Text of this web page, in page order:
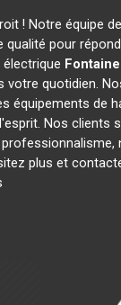
! Notre équipe
pour
votre quotidien.
équipements de
Nos clients
plus et